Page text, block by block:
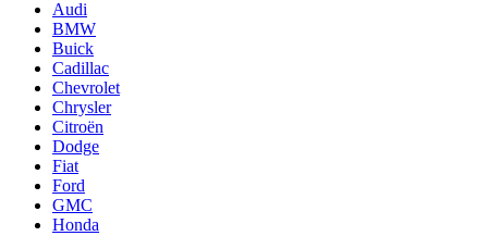
Audi
BMW
Buick
Cadillac
Chevrolet
Chrysler
Citroën
Dodge
Fiat
Ford
GMC
Honda